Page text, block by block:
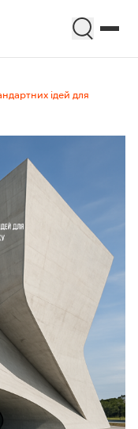
ідей для